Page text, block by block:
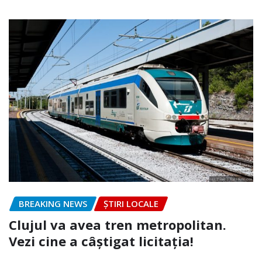
BREAKING NEWS ȘTIRI LOCALE
Clujul va avea tren metropolitan.
Vezi cine a câștigat licitația!